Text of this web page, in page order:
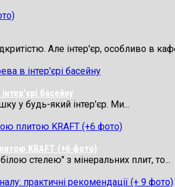
Але інтер'єр, особливо в
басейну
у будь-який інтер'єр. Ми...
KRAFT (+6 фото)
стелею" з мінеральних плит, то...